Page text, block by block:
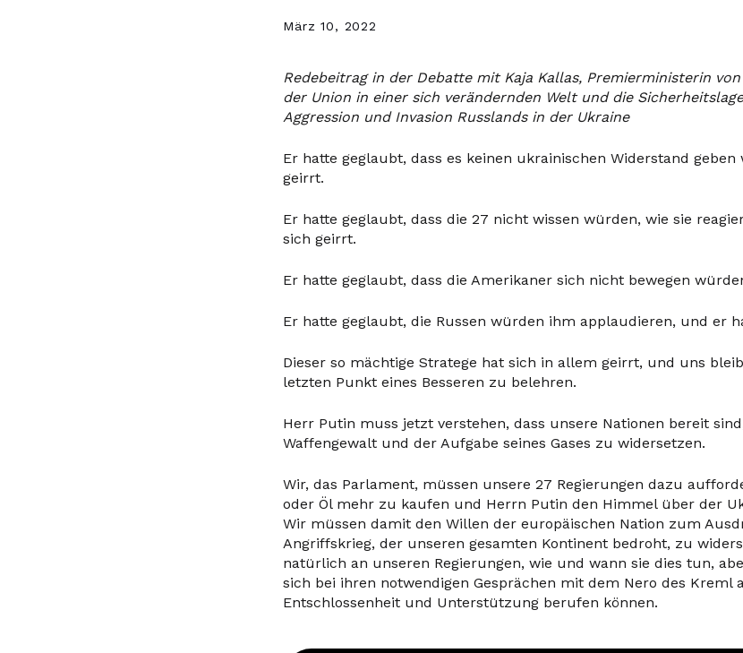
März 10, 2022
Redebeitrag in der Debatte mit Kaja Kallas, Premierministerin
der Union in einer sich verändernden Welt und die
Aggression und Invasion Russlands in der Ukraine
Er hatte geglaubt, dass es keinen ukrainischen Widerstand
geirrt.
Er hatte geglaubt, dass die 27 nicht wissen würden, wie sie
sich geirrt.
Er hatte geglaubt, dass die Amerikaner sich nicht bewegen
Er hatte geglaubt, die Russen würden ihm applaudieren, und er
Dieser so mächtige Stratege hat sich in allem geirrt, und uns
letzten Punkt eines Besseren zu belehren.
Herr Putin muss jetzt verstehen, dass unsere Nationen bereit
Waffengewalt und der Aufgabe seines Gases zu widersetzen.
Wir, das Parlament, müssen unsere 27 Regierungen dazu
oder Öl mehr zu kaufen und Herrn Putin den Himmel über der
Wir müssen damit den Willen der europäischen Nation zum
Angriffskrieg, der unseren gesamten Kontinent bedroht, zu
natürlich an unseren Regierungen, wie und wann sie dies tun,
sich bei ihren notwendigen Gesprächen mit dem Nero des Kreml
Entschlossenheit und Unterstützung berufen können.